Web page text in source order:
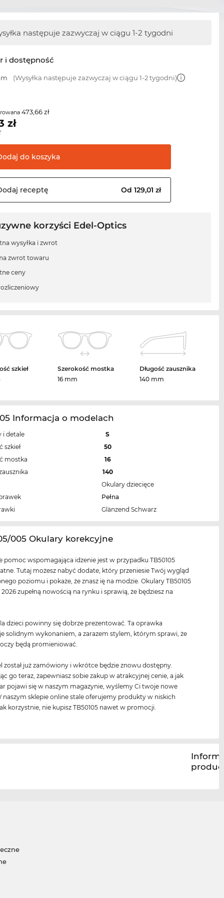
następuje zazwyczaj w ciągu 1-2 tygodni
i dostępność
(Wysyłka następuje zazwyczaj w ciągu 1-2 tygodni)
473,66 zł
zł
do koszyka
receptę Od 129,01 zł
korzyści Edel-Optics
wysyłka i zwrot
zwrot towaru
ceny
szkieł
Szerokość mostka
16 mm
Długość zausznika
140 mm
Informacja o modelach
i detale
S
szkieł
50
mostka
16
140
Okulary dziecięce
Pełna
Glänzend Schwarz
005 Okulary korekcyjne
pomoc wspomagająca idzenie jest w przypadku TB50105
Tutaj możesz nabyć dodate, który przeniesie Twój wygląd
poziomu i pokaże, że znasz ię na modzie. Okulary TB50105
zupełną nowością na rynku i sprawią, że będziesz na
dzieci powinny się dobrze prezentować. Ta oprawka
solidnym wykonaniem, a zarazem stylem, którym sprawi, że
będą promieniować.
został już zamówiony i wkrótce będzie znowu dostępny.
go teraz, zapewniasz sobie zakup w atrakcyjnej cenie, a jak
pojawi się w naszym magazynie, wyślemy Ci twoje nowe
naszym sklepie online stale oferujemy produkty w niskich
korzystnie, nie kupisz TB50105 nawet w promocji.